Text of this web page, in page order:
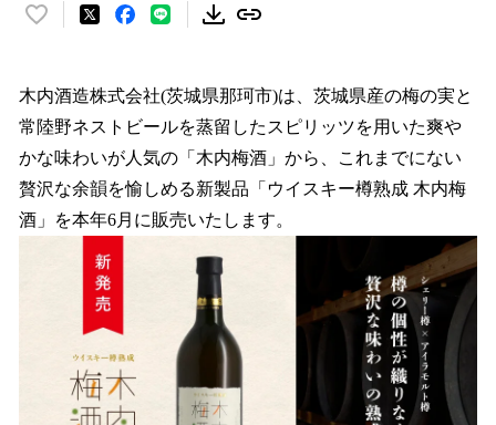
い
！
数
を
読
み
込
み
木内酒造株式会社(茨城県那珂市)は、茨城県産の梅の実と
常陸野ネストビールを蒸留したスピリッツを用いた爽や
かな味わいが人気の「木内梅酒」から、これまでにない
贅沢な余韻を愉しめる新製品「ウイスキー樽熟成 木内梅
酒」を本年6月に販売いたします。